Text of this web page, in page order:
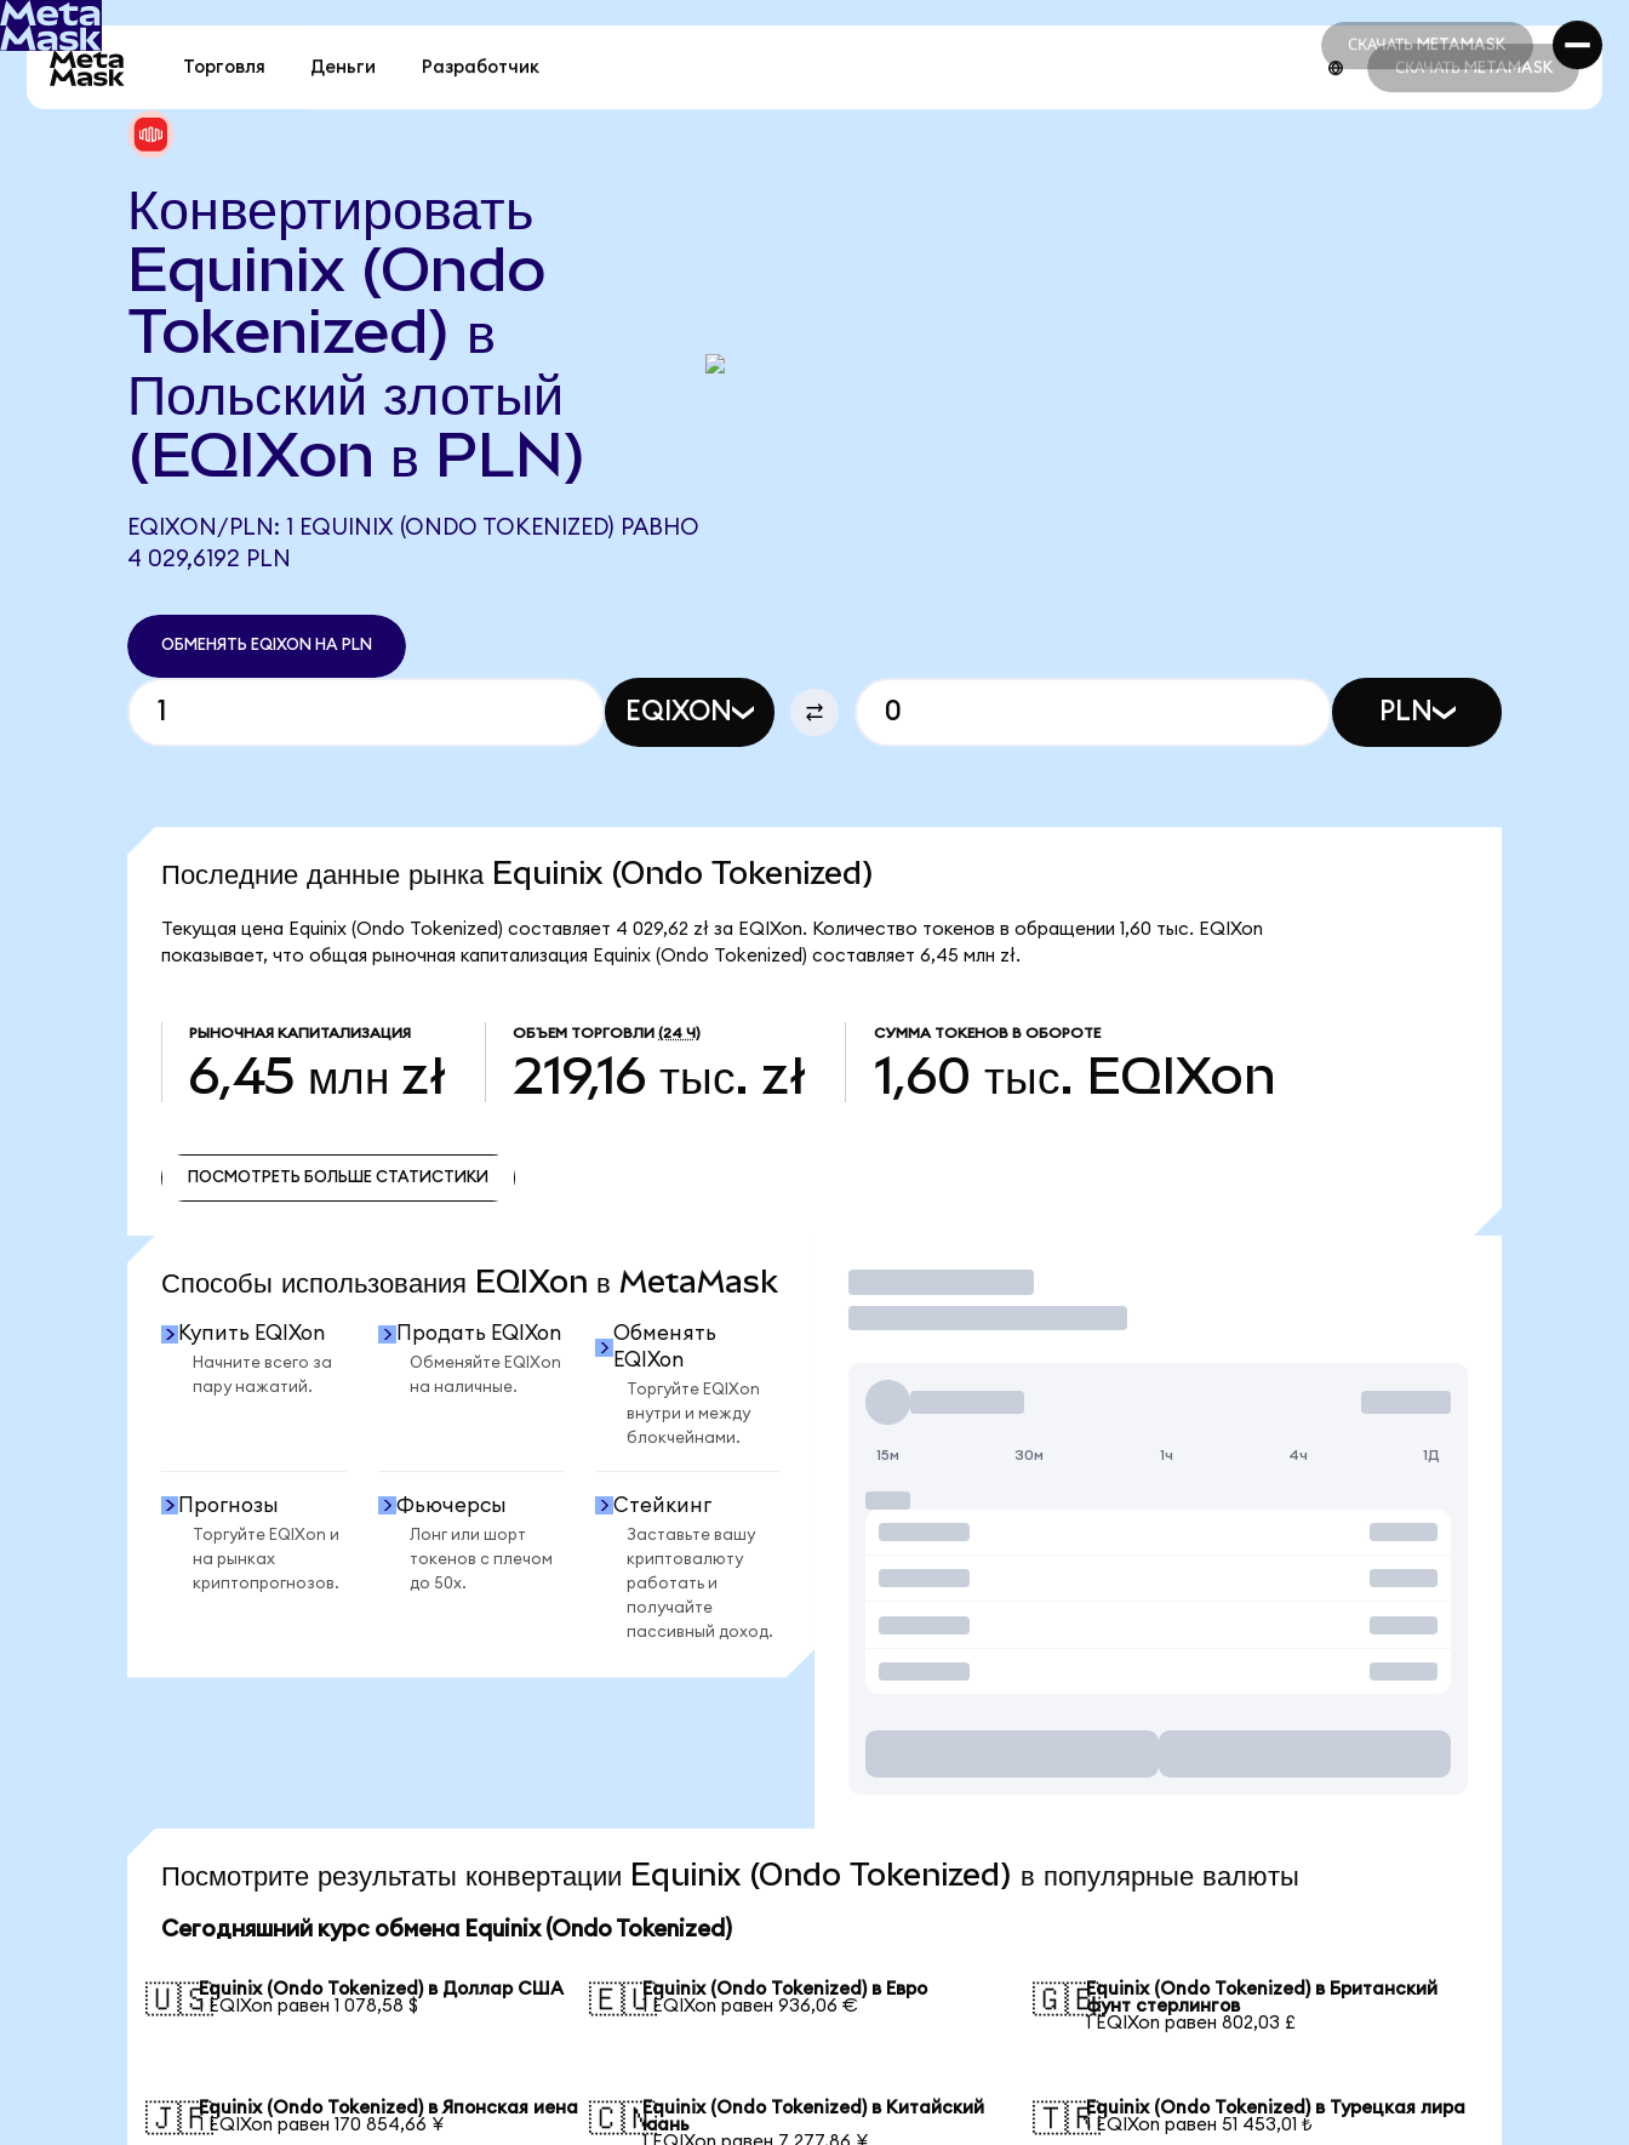
СКАЧАТЬ METAMASK
СКАЧАТЬ METAMASK
Торговля Деньги Разработчик СКАЧАТЬ METAMASK
Конвертировать
Equinix (Ondo
Tokenized) в
Польский злотый
(EQIXon в PLN)
EQIXON/PLN: 1 EQUINIX (ONDO TOKENIZED) РАВНО
4 029,6192 PLN
ОБМЕНЯТЬ EQIXON НА PLN
EQIXON PLN
Последние данные рынка Equinix (Ondo Tokenized)
Текущая цена Equinix (Ondo Tokenized) составляет 4 029,62 zł за EQIXon. Количество токенов в обращении 1,60 тыс. EQIXon
показывает, что общая рыночная капитализация Equinix (Ondo Tokenized) составляет 6,45 млн zł.
РЫНОЧНАЯ КАПИТАЛИЗАЦИЯ
6,45 млн zł
ОБЪЕМ ТОРГОВЛИ (24 Ч)
219,16 тыс. zł
СУММА ТОКЕНОВ В ОБОРОТЕ
1,60 тыс. EQIXon
ПОСМОТРЕТЬ БОЛЬШЕ СТАТИСТИКИ
Способы использования EQIXon в MetaMask
Купить EQIXon
Начните всего за
пару нажатий.
Продать EQIXon
Обменяйте EQIXon
на наличные.
Обменять
EQIXon
Торгуйте EQIXon
внутри и между
блокчейнами.
Прогнозы
Торгуйте EQIXon и
на рынках
криптопрогнозов.
Фьючерсы
Лонг или шорт
токенов с плечом
до 50x.
Стейкинг
Заставьте вашу
криптовалюту
работать и
получайте
пассивный доход.
Торговать
15м 30м 1ч 4ч 1Д
Посмотрите результаты конвертации Equinix (Ondo Tokenized) в популярные валюты
Сегодняшний курс обмена Equinix (Ondo Tokenized)
🇺🇸Equinix (Ondo Tokenized) в Доллар США
1 EQIXon равен 1 078,58 $
🇪🇺Equinix (Ondo Tokenized) в Евро
1 EQIXon равен 936,06 €
🇬🇧Equinix (Ondo Tokenized) в Британский
фунт стерлингов
1 EQIXon равен 802,03 £
🇯🇵Equinix (Ondo Tokenized) в Японская иена
1 EQIXon равен 170 854,66 ¥
🇨🇳Equinix (Ondo Tokenized) в Китайский
юань
🇹🇷Equinix (Ondo Tokenized) в Турецкая лира
1 EQIXon равен 51 453,01 ₺